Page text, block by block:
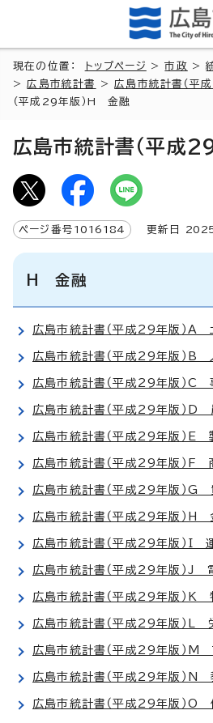
現在の位置： トップページ >市政 >
>広島市統計書 >広島市統計書（平
（平成29年版）H 金融
広島市統計書（平成
ページ番号 1016184 更新日
H 金融
広島市統計書（平成29年版）A
広島市統計書（平成29年版）B
広島市統計書（平成29年版）C
広島市統計書（平成29年版）D
広島市統計書（平成29年版）E
広島市統計書（平成29年版）F
広島市統計書（平成29年版）G
広島市統計書（平成29年版）H
広島市統計書（平成29年版）I
広島市統計書（平成29年版）J
広島市統計書（平成29年版）K
広島市統計書（平成29年版）L
広島市統計書（平成29年版）M
広島市統計書（平成29年版）N
広島市統計書（平成29年版）O